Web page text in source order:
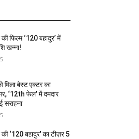
फिल्म ‘120 बहादुर’ में
खन्ना!
मिला बेस्ट एक्टर का
‘12th फेल’ में दमदार
सराहना
‘120 बहादुर’ का टीज़र 5